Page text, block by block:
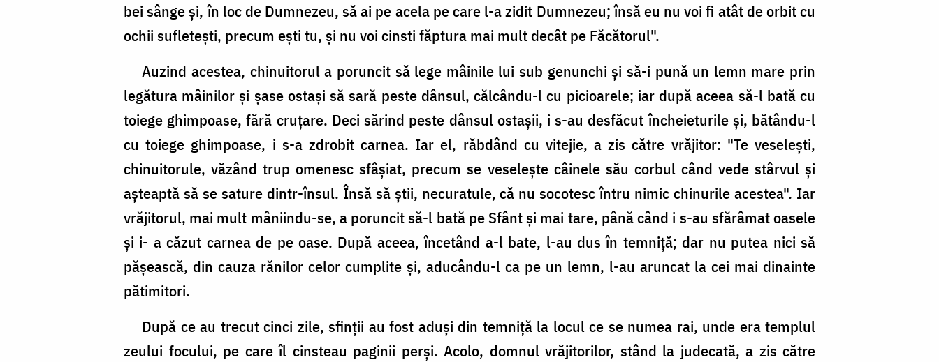
bei sânge şi, în loc de Dumnezeu, să ai pe acela pe care l-a zidit Dumnezeu; însă eu nu voi fi atât de orbit cu
ochii sufleteşti, precum eşti tu, şi nu voi cinsti făptura mai mult decât pe Făcătorul".
Auzind acestea, chinuitorul a poruncit să lege mâinile lui sub genunchi şi să-i pună un lemn mare prin
legătura mâinilor şi şase ostaşi să sară peste dânsul, călcându-l cu picioarele; iar după aceea să-l bată cu
toiege ghimpoase, fără cruţare. Deci sărind peste dânsul ostaşii, i s-au desfăcut încheieturile şi, bătându-l
cu toiege ghimpoase, i s-a zdrobit carnea. Iar el, răbdând cu vitejie, a zis către vrăjitor: "Te veseleşti,
chinuitorule, văzând trup omenesc sfâşiat, precum se veseleşte câinele său corbul când vede stârvul şi
aşteaptă să se sature dintr-însul. Însă să ştii, necuratule, că nu socotesc întru nimic chinurile acestea". Iar
vrăjitorul, mai mult mâniindu-se, a poruncit să-l bată pe Sfânt şi mai tare, până când i s-au sfărâmat oasele
şi i- a căzut carnea de pe oase. După aceea, încetând a-l bate, l-au dus în temniţă; dar nu putea nici să
păşească, din cauza rănilor celor cumplite şi, aducându-l ca pe un lemn, l-au aruncat la cei mai dinainte
pătimitori.
După ce au trecut cinci zile, sfinţii au fost aduşi din temniţă la locul ce se numea rai, unde era templul
zeului focului, pe care îl cinsteau paginii perşi. Acolo, domnul vrăjitorilor, stând la judecată, a zis către